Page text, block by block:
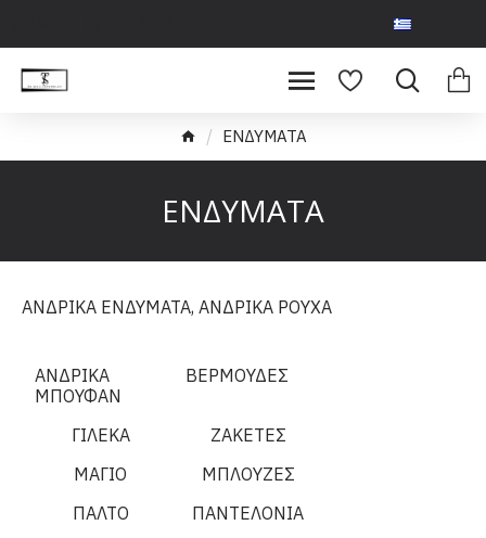
ΕΝΔΥΜΑΤΑ
ΕΝΔΥΜΑΤΑ
ΑΝΔΡΙΚΑ ΕΝΔΥΜΑΤΑ, ΑΝΔΡΙΚΑ ΡΟΥΧΑ
ΑΝΔΡΙΚΑ
ΜΠΟΥΦΑΝ
ΒΕΡΜΟΥΔΕΣ
ΓΙΛΕΚΑ
ΖΑΚΕΤΕΣ
ΜΑΓΙΟ
ΜΠΛΟΥΖΕΣ
ΠΑΛΤΟ
ΠΑΝΤΕΛΟΝΙΑ